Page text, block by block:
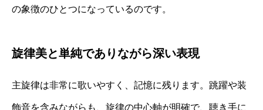
の象徴のひとつになっているのです。
旋律美と単純でありながら深い表現
主旋律は非常に歌いやすく、記憶に残ります。跳躍や装
飾音を含みながらも、旋律の中心軸が明確で、聴き手に